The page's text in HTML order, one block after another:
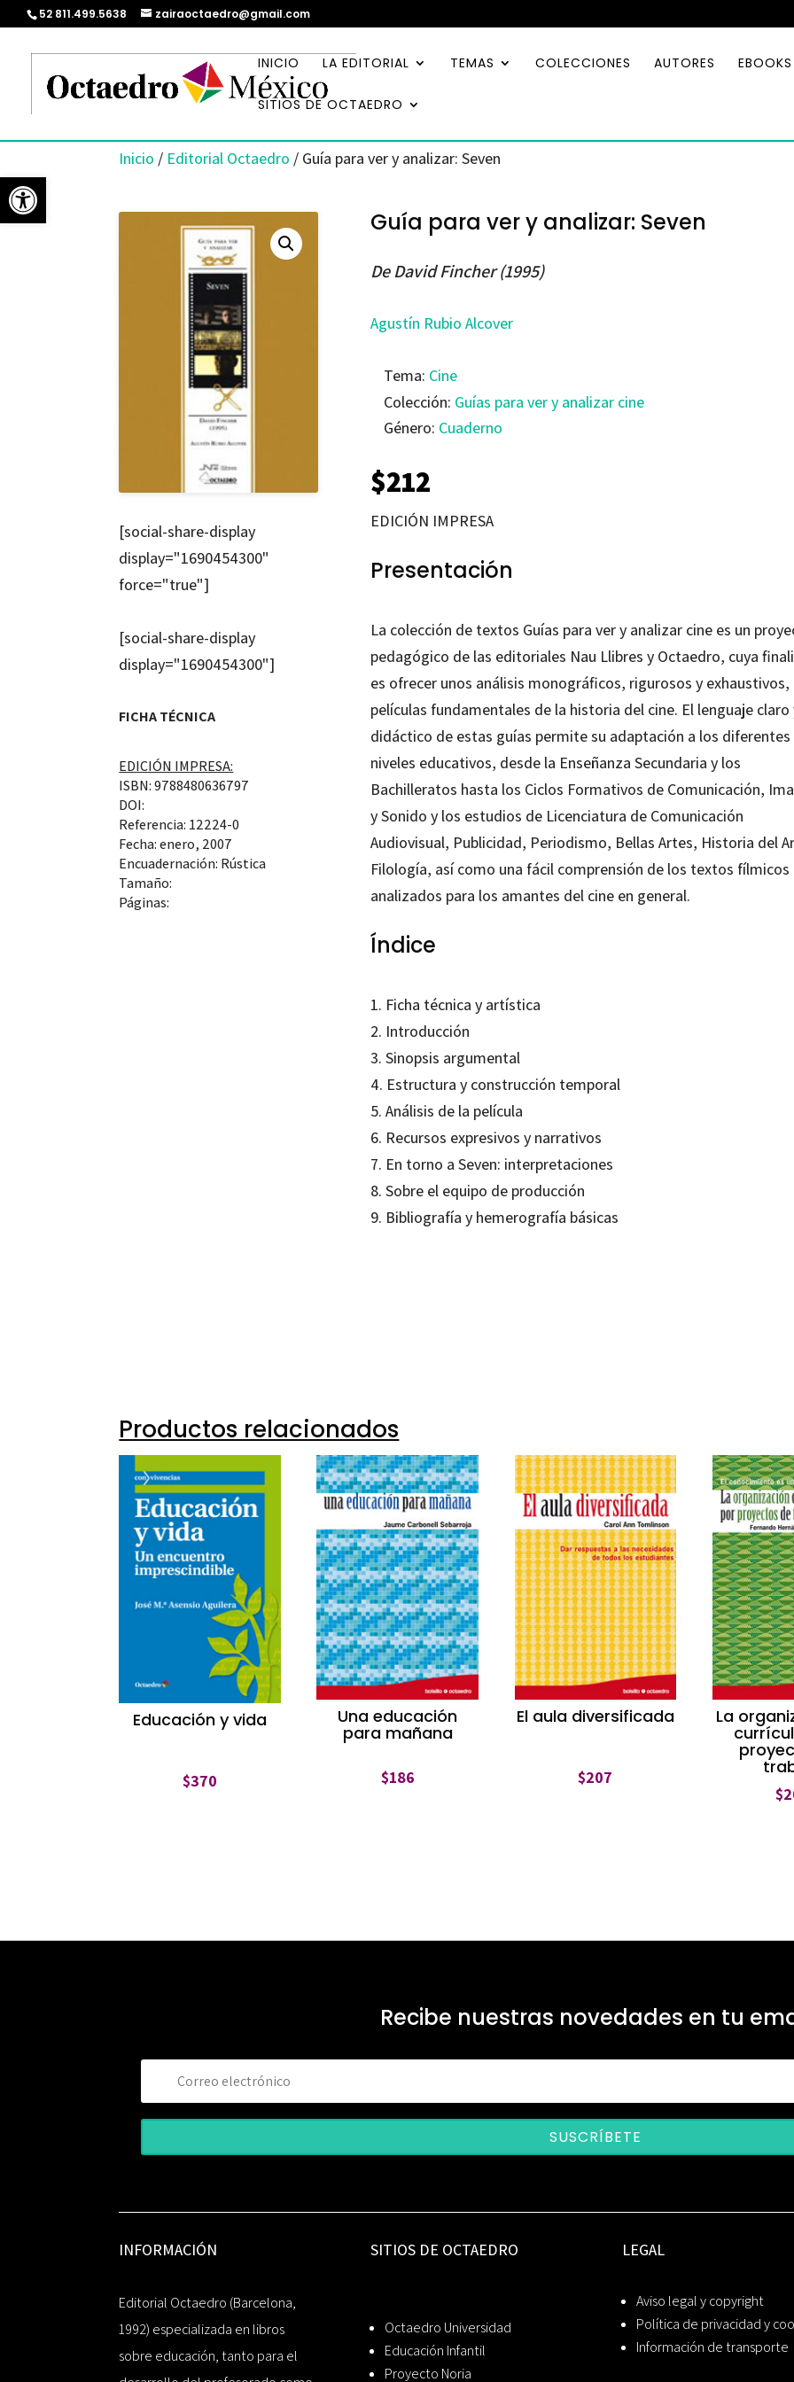
Abrir barra de herramientas
52 811.499.5638 zairaoctaedro@gmail.com
INICIO LA EDITORIAL TEMAS COLECCIONES AUTORES EBOOKS
SITIOS DE OCTAEDRO
Inicio / Editorial Octaedro / Guía para ver y analizar: Seven
[social-share-display
display="1690454300"
force="true"]
[social-share-display
display="1690454300"]
FICHA TÉCNICA
EDICIÓN IMPRESA:
ISBN: 9788480636797
DOI:
Referencia: 12224-0
Fecha: enero, 2007
Encuadernación: Rústica
Tamaño:
Páginas:
Guía para ver y analizar: Seven
De David Fincher (1995)
Agustín Rubio Alcover
Tema: Cine
Colección: Guías para ver y analizar cine
Género: Cuaderno
$212
EDICIÓN IMPRESA
Presentación
La colección de textos Guías para ver y analizar cine es un
pedagógico de las editoriales Nau Llibres y Octaedro, cuya
es ofrecer unos análisis monográficos, rigurosos y exhaustivos,
películas fundamentales de la historia del cine. El lenguaje claro
didáctico de estas guías permite su adaptación a los diferentes
niveles educativos, desde la Enseñanza Secundaria y los
Bachilleratos hasta los Ciclos Formativos de Comunicación,
y Sonido y los estudios de Licenciatura de Comunicación
Audiovisual, Publicidad, Periodismo, Bellas Artes, Historia del
Filología, así como una fácil comprensión de los textos fílmicos
analizados para los amantes del cine en general.
Índice
1. Ficha técnica y artística
2. Introducción
3. Sinopsis argumental
4. Estructura y construcción temporal
5. Análisis de la película
6. Recursos expresivos y narrativos
7. En torno a Seven: interpretaciones
8. Sobre el equipo de producción
9. Bibliografía y hemerografía básicas
Productos relacionados
Educación y vida
$370
Una educación
para mañana
$186
El aula diversificada
$207
La
$
Recibe nuestras novedades en tu
SUSCRÍBETE
INFORMACIÓN
Editorial Octaedro (Barcelona,
1992) especializada en libros
sobre educación, tanto para el
SITIOS DE OCTAEDRO
Octaedro Universidad
Educación Infantil
Proyecto Noria
LEGAL
Aviso legal y copyright
Política de privacidad y
Información de transporte